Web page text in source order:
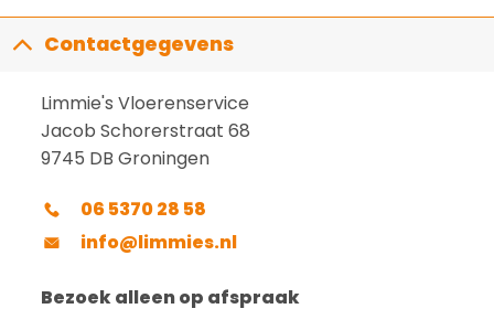
Contactgegevens
Limmie's Vloerenservice
Jacob Schorerstraat 68
9745 DB Groningen
06 5370 28 58
info@limmies.nl
Bezoek alleen op afspraak